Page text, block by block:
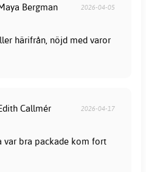
Bergman 2026-04-05
härifrån, nöjd med varor
Callmér 2026-04-17
var bra packade kom fort